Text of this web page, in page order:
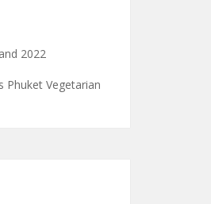
2022
Phuket Vegetarian